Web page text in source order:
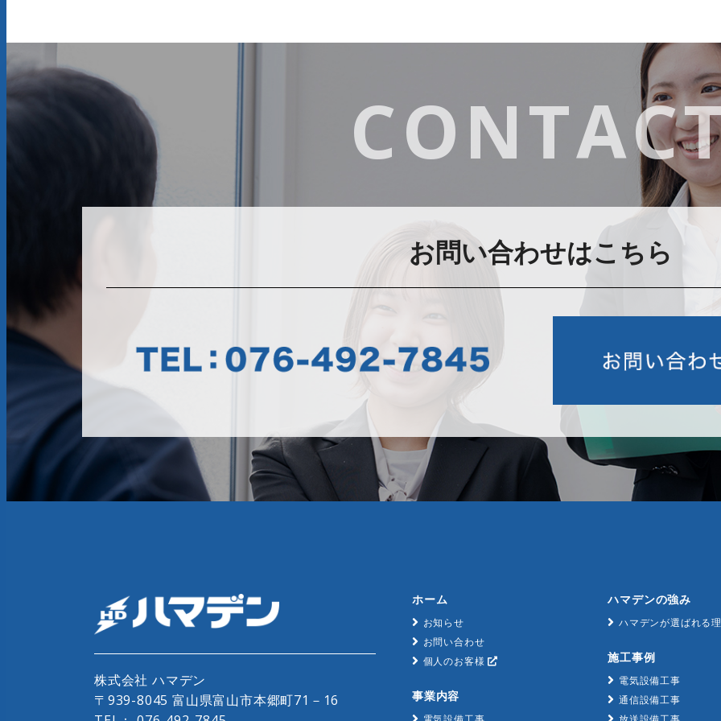
お問い合わせはこちら
株式会社 ハマデン
〒939-8045 富山県富山市本郷町71－16
ホーム
お知らせ
お問い合わせ
個人のお客様
事業内容
ハマデンの強み
ハマデンが選ばれる
施工事例
電気設備工事
通信設備工事